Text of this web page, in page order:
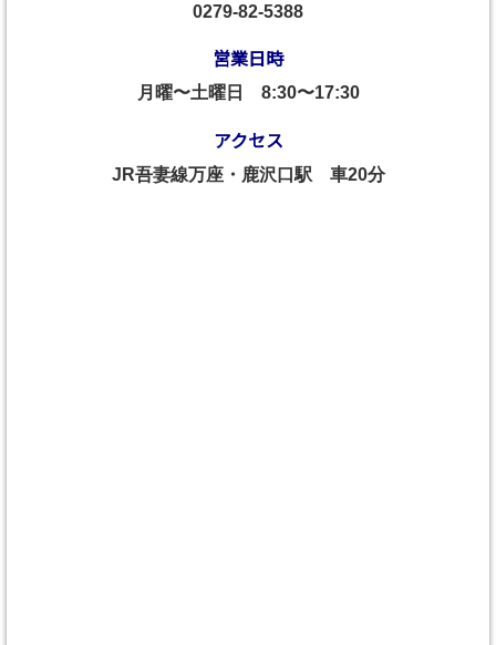
0279-82-5388
営業日時
月曜〜土曜日 8:30〜17:30
アクセス
JR吾妻線万座・鹿沢口駅 車20分